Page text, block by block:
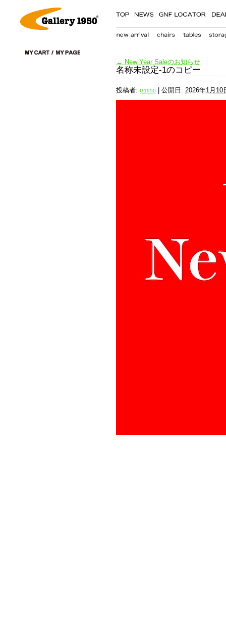
← New Year Saleのお知らせ
名称未設定-1のコピー
投稿者: G1950 公開日: 2026年1月10